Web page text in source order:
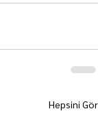
Hepsini Gör